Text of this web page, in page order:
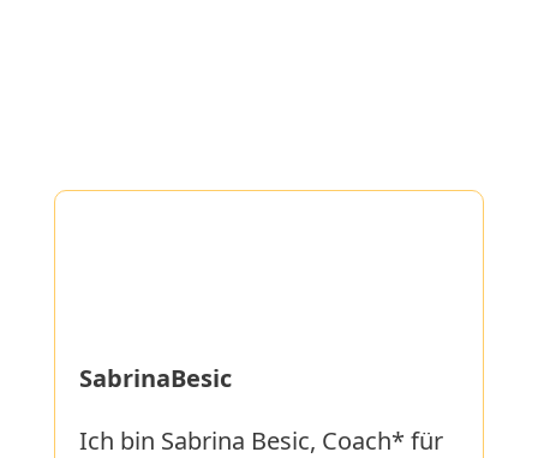
SabrinaBesic
Ich bin Sabrina Besic, Coach* für